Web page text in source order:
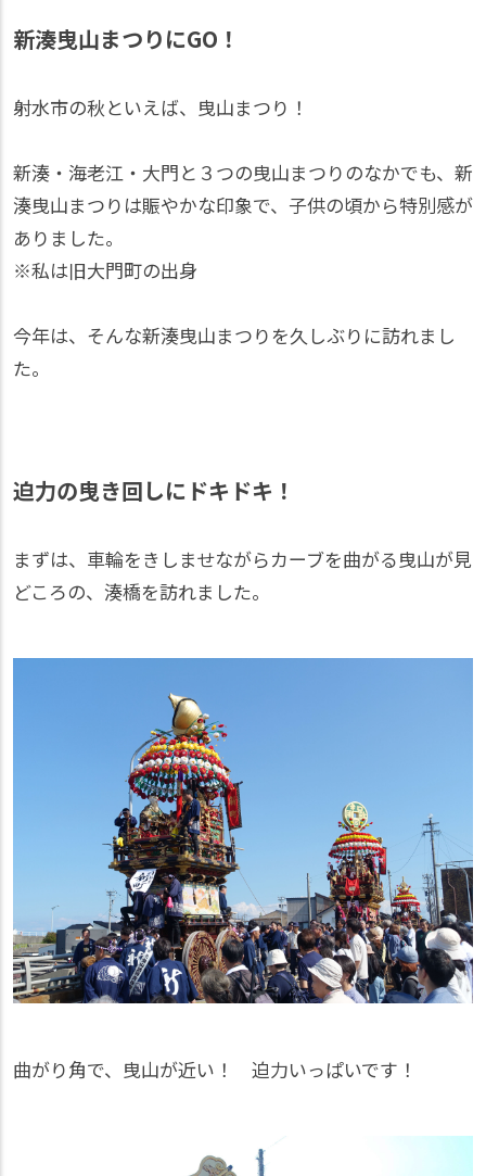
新湊曳山まつりにGO！
射水市の秋といえば、曳山まつり！
新湊・海老江・大門と３つの曳山まつりのなかでも、新
湊曳山まつりは賑やかな印象で、子供の頃から特別感が
ありました。
※私は旧大門町の出身
今年は、そんな新湊曳山まつりを久しぶりに訪れまし
た。
迫力の曳き回しにドキドキ！
まずは、車輪をきしませながらカーブを曲がる曳山が見
どころの、湊橋を訪れました。
曲がり角で、曳山が近い！ 迫力いっぱいです！